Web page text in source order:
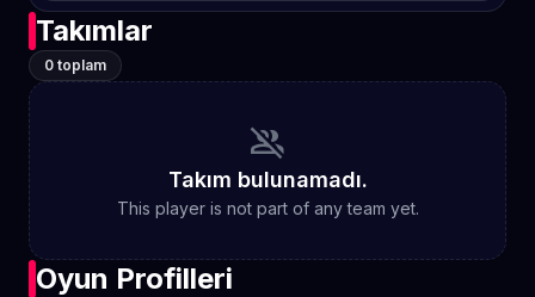
Takımlar
0 toplam
group_off
Takım bulunamadı.
This player is not part of any team yet.
Oyun Profilleri